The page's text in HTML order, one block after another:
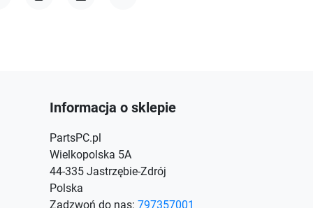
Informacja o sklepie
PartsPC.pl
Wielkopolska 5A
44-335 Jastrzębie-Zdrój
Polska
Zadzwoń do nas: 797357001